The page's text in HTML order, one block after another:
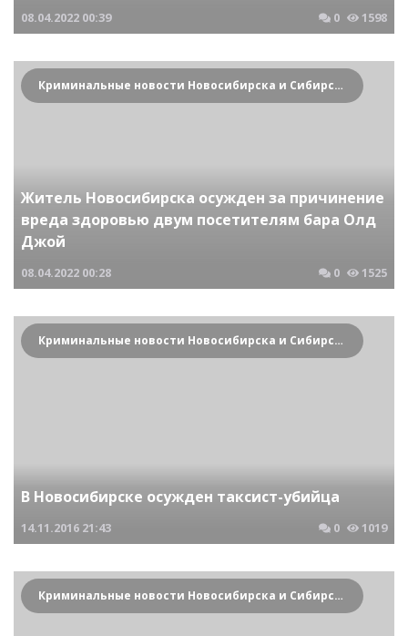
08.04.2022 00:39 0 1598
Криминальные новости Новосибирска и Сибирского региона
Житель Новосибирска осужден за причинение
вреда здоровью двум посетителям бара Олд
Джой
08.04.2022 00:28 0 1525
Криминальные новости Новосибирска и Сибирского региона
В Новосибирске осужден таксист-убийца
14.11.2016 21:43 0 1019
Криминальные новости Новосибирска и Сибирского региона